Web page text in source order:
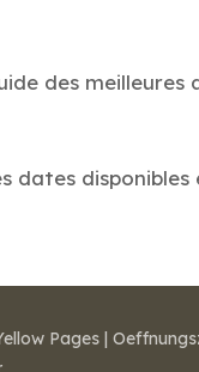
des meilleures
dates
Pages |